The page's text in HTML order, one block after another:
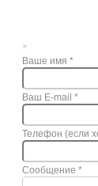
×
Ваше имя *
Ваш E-mail *
Телефон (если
Сообщение *